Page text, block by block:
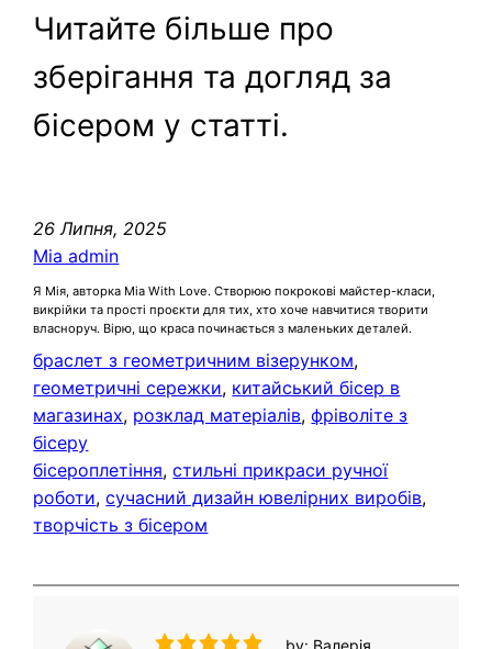
Читайте більше про
зберігання та догляд за
бісером у статті.
26 Липня, 2025
Mia admin
Я Мія, авторка Mia With Love. Створюю покрокові майстер-класи,
викрійки та прості проєкти для тих, хто хоче навчитися творити
власноруч. Вірю, що краса починається з маленьких деталей.
браслет з геометричним візерунком
геометричні сережки, китайський бісер в
магазинах, розклад матеріалів, фріволіте з
бісеру
бісероплетіння, стильні прикраси ручної
роботи, сучасний дизайн ювелірних виробів
творчість з бісером
by: Валерія